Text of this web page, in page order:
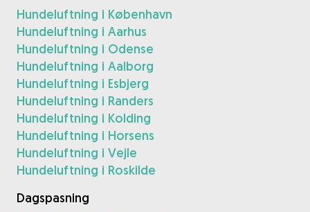
Hundeluftning i København
Hundeluftning i Aarhus
Hundeluftning i Odense
Hundeluftning i Aalborg
Hundeluftning i Esbjerg
Hundeluftning i Randers
Hundeluftning i Kolding
Hundeluftning i Horsens
Hundeluftning i Vejle
Hundeluftning i Roskilde
Dagspasning